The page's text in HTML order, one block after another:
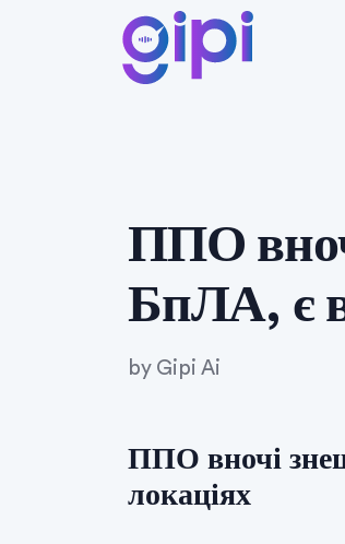
ППО
БпЛА, є
by Gipi Ai
ППО вночі
локаціях